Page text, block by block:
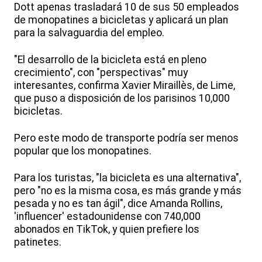
Dott apenas trasladará 10 de sus 50 empleados
de monopatines a bicicletas y aplicará un plan
para la salvaguardia del empleo.
"El desarrollo de la bicicleta está en pleno
crecimiento", con "perspectivas" muy
interesantes, confirma Xavier Miraillès, de Lime,
que puso a disposición de los parisinos 10,000
bicicletas.
Pero este modo de transporte podría ser menos
popular que los monopatines.
Para los turistas, "la bicicleta es una alternativa",
pero "no es la misma cosa, es más grande y más
pesada y no es tan ágil", dice Amanda Rollins,
'influencer' estadounidense con 740,000
abonados en TikTok, y quien prefiere los
patinetes.